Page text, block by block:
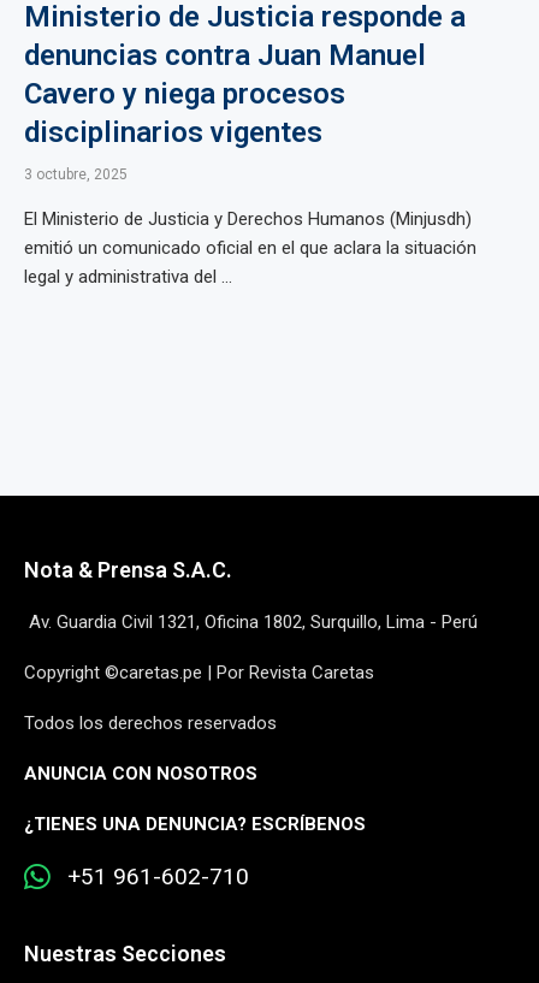
Ministerio de Justicia responde a
denuncias contra Juan Manuel
Cavero y niega procesos
disciplinarios vigentes
3 octubre, 2025
El Ministerio de Justicia y Derechos Humanos (Minjusdh)
emitió un comunicado oficial en el que aclara la situación
legal y administrativa del ...
Nota & Prensa S.A.C.
Av. Guardia Civil 1321, Oficina 1802, Surquillo, Lima - Perú
Copyright ©caretas.pe | Por Revista Caretas
Todos los derechos reservados
ANUNCIA CON NOSOTROS
¿TIENES UNA DENUNCIA? ESCRÍBENOS
+51 961-602-710
Nuestras Secciones